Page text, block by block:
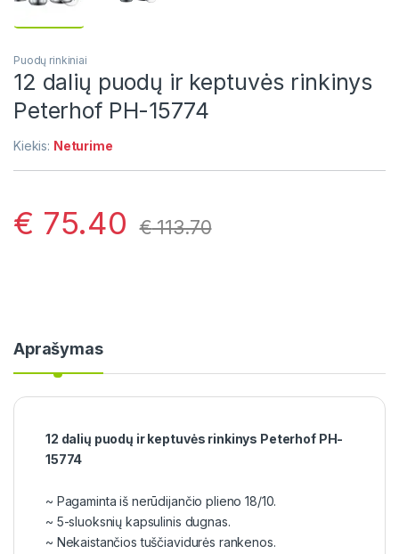
Puodų rinkiniai
12 dalių puodų ir keptuvės rinkinys
Peterhof PH-15774
Kiekis: Neturime
€ 75.40 €113.70
Aprašymas
12 dalių puodų ir keptuvės rinkinys Peterhof PH-
15774
~ Pagaminta iš nerūdijančio plieno 18/10.
~ 5-sluoksnių kapsulinis dugnas.
~ Nekaistančios tuščiavidurės rankenos.